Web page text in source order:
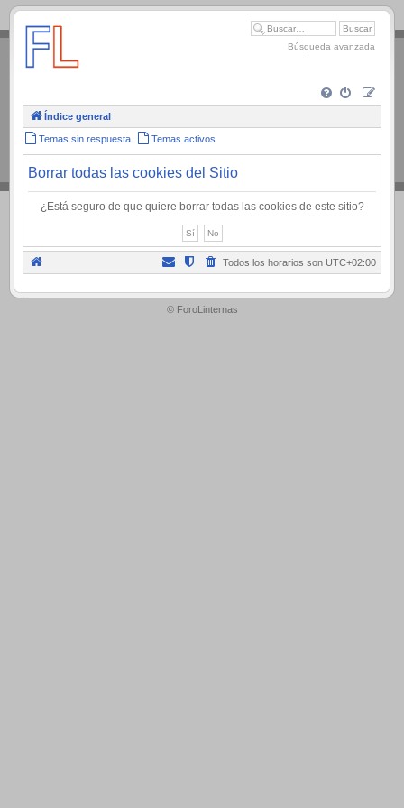
.
Búsqueda avanzada
Índice general
Temas sin respuesta Temas activos
Borrar todas las cookies del Sitio
¿Está seguro de que quiere borrar todas las cookies de este sitio?
Todos los horarios son UTC+02:00
.
© ForoLinternas